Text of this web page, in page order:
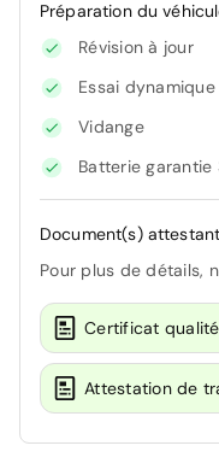
Préparation du
Révision à jour
Essai
Vidange
Batterie garantie
Document(s)
Pour plus de détails,
Certificat qualité
Attestation de